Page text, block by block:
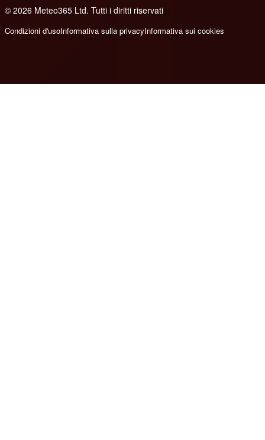
© 2026 Meteo365 Ltd. Tutti i diritti riservati
Condizioni d'usoInformativa sulla privacyInformativa sui cookies